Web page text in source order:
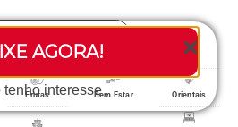
AGORA!
tenho interesse
Toggle
Produtos
Frutas Bem Estar Orientais